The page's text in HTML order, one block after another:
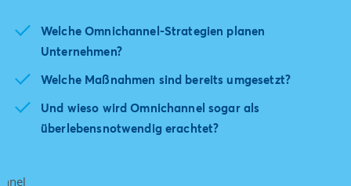
Welche Omnichannel-Strategien planen
Unternehmen?
Welche Maßnahmen sind bereits umgesetzt?
Und wieso wird Omnichannel sogar als
überlebensnotwendig erachtet?